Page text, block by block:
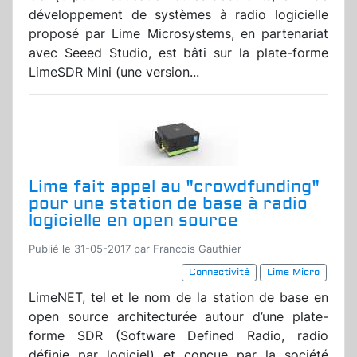
développement de systèmes à radio logicielle
proposé par Lime Microsystems, en partenariat
avec Seeed Studio, est bâti sur la plate-forme
LimeSDR Mini (une version...
Lime fait appel au "crowdfunding"
pour une station de base à radio
logicielle en open source
Publié le 31-05-2017 par Francois Gauthier
Connectivité
Lime Micro
LimeNET, tel et le nom de la station de base en
open source architecturée autour d’une plate-
forme SDR (Software Defined Radio, radio